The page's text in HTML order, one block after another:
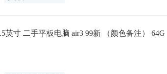
英寸 二手平板电脑 air3 99新 （颜色备注） 64G